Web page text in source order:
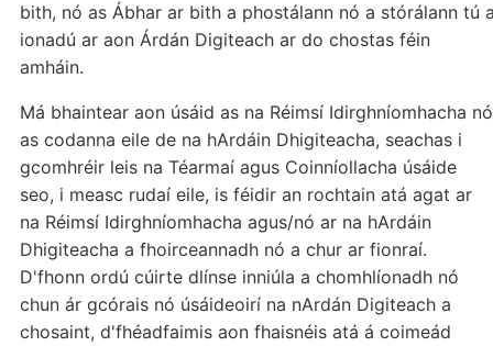
bith, nó as Ábhar ar bith a phostálann nó a stórálann tú
ionadú ar aon Árdán Digiteach ar do chostas féin
amháin.
Má bhaintear aon úsáid as na Réimsí Idirghníomhacha nó
as codanna eile de na hArdáin Dhigiteacha, seachas i
gcomhréir leis na Téarmaí agus Coinníollacha úsáide
seo, i measc rudaí eile, is féidir an rochtain atá agat ar
na Réimsí Idirghníomhacha agus/nó ar na hArdáin
Dhigiteacha a fhoirceannadh nó a chur ar fionraí.
D'fhonn ordú cúirte dlínse inniúla a chomhlíonadh nó
chun ár gcórais nó úsáideoirí na nArdán Digiteach a
chosaint, d'fhéadfaimis aon fhaisnéis atá á coimeád